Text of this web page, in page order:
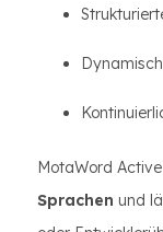
MotaWord
Sprachen und